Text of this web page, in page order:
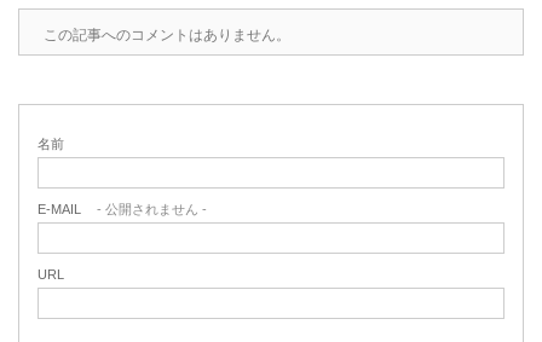
この記事へのコメントはありません。
名前
E-MAIL - 公開されません -
URL